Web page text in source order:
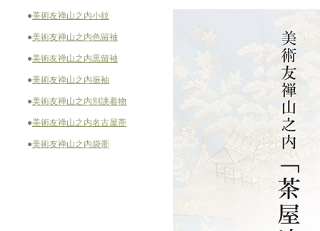
●美術友禅山之内小紋
●美術友禅山之内色留袖
●美術友禅山之内黒留袖
●美術友禅山之内振袖
●美術友禅山之内別誂着物
●美術友禅山之内名古屋帯
●美術友禅山之内袋帯